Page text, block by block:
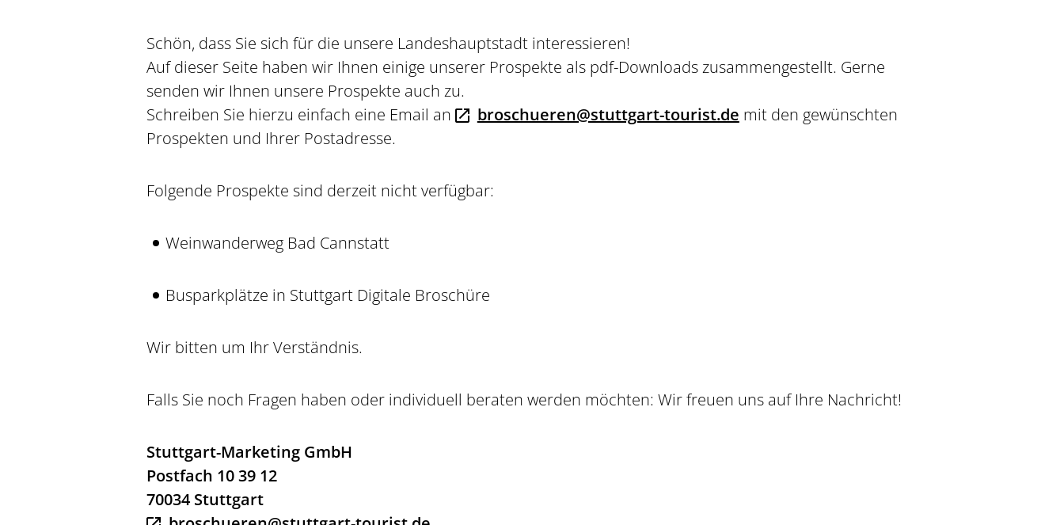
Schön, dass Sie sich für die unsere Landeshauptstadt interessieren!
Auf dieser Seite haben wir Ihnen einige unserer Prospekte als pdf-Downloads zusammengestellt. Gerne
senden wir Ihnen unsere Prospekte auch zu.
Schreiben Sie hierzu einfach eine Email an
broschueren@stuttgart-tourist.de mit den gewünschten
Prospekten und Ihrer Postadresse.
Folgende Prospekte sind derzeit nicht verfügbar:
Weinwanderweg Bad Cannstatt
Busparkplätze in Stuttgart Digitale Broschüre
Wir bitten um Ihr Verständnis.
Falls Sie noch Fragen haben oder individuell beraten werden möchten: Wir freuen uns auf Ihre Nachricht!
Stuttgart-Marketing GmbH
Postfach 10 39 12
70034 Stuttgart